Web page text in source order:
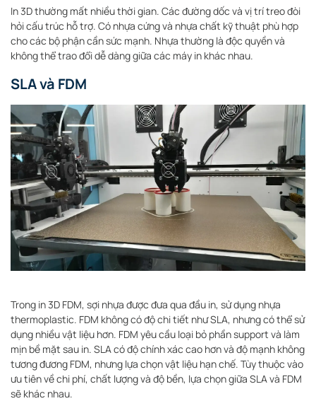
In 3D thường mất nhiều thời gian. Các đường dốc và vị trí treo đòi
hỏi cấu trúc hỗ trợ. Có nhựa cứng và nhựa chất kỹ thuật phù hợp
cho các bộ phận cần sức mạnh. Nhựa thường là độc quyền và
không thể trao đổi dễ dàng giữa các máy in khác nhau.
SLA và FDM
Trong in 3D FDM, sợi nhựa được đưa qua đầu in, sử dụng nhựa
thermoplastic. FDM không có độ chi tiết như SLA, nhưng có thể sử
dụng nhiều vật liệu hơn. FDM yêu cầu loại bỏ phần support và làm
mịn bề mặt sau in. SLA có độ chính xác cao hơn và độ mạnh không
tương đương FDM, nhưng lựa chọn vật liệu hạn chế. Tùy thuộc vào
ưu tiên về chi phí, chất lượng và độ bền, lựa chọn giữa SLA và FDM
sẽ khác nhau.